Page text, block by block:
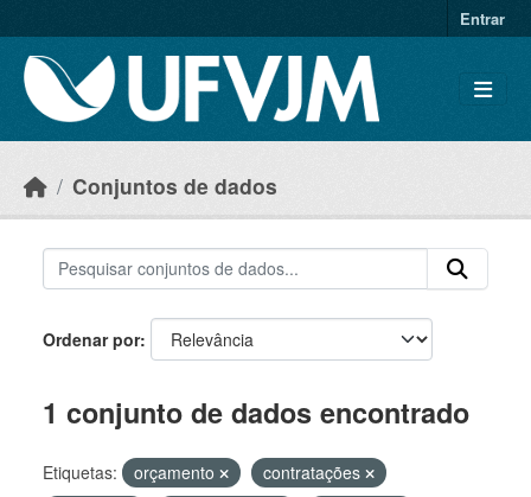
Entrar
Conjuntos de dados
Ordenar por
1 conjunto de dados encontrado
Etiquetas: orçamento
contratações